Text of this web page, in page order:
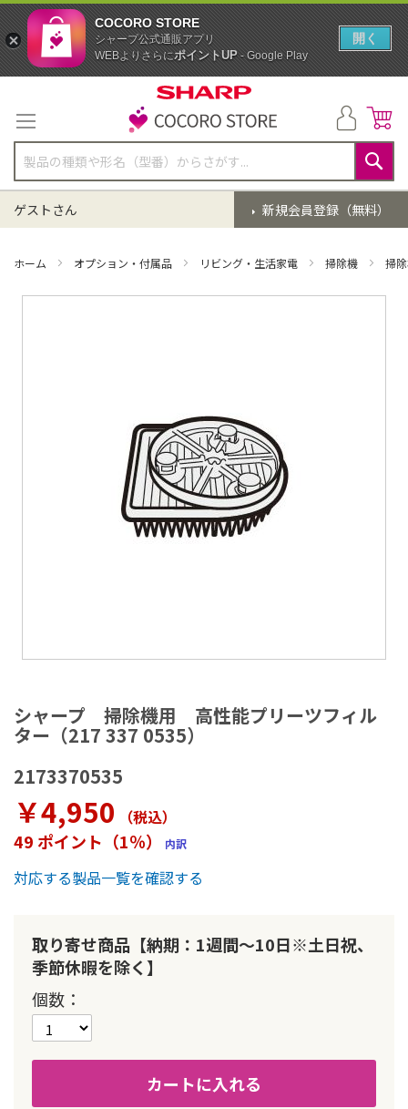
テ
ン
ツ
に
ス
キ
ッ
検
索
新規会員登録（無料）
ゲストさん
ホーム オプション・付属品 リビング・生活家電 掃除機 掃
シャープ 掃除機用 高性能プリーツフィル
ター（217 337 0535）
2173370535
￥4,950 （税込）
49 ポイント（1％） 内訳
対応する製品一覧を確認する
取り寄せ商品【納期：1週間～10日※土日祝、
季節休暇を除く】
個数
カートに入れる
メ
ー
ジ
ャ
リ
ー
の
最
初
動
す
る
COCORO STORE
シャープ公式通販アプリ
WEBよりさらにポイントUP- Google Play
開く